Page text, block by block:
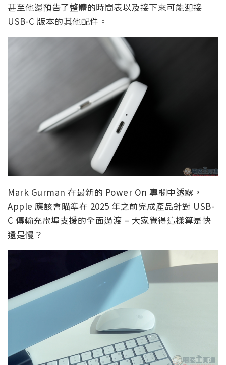
甚至他還預告了整體的時間表以及接下來可能迎接
USB-C 版本的其他配件。
Mark Gurman 在最新的 Power On 專欄中透露，
Apple 應該會瞄準在 2025 年之前完成產品針對 USB-
C 傳輸充電埠支援的全面過渡 – 大家覺得這樣算是快
還是慢？